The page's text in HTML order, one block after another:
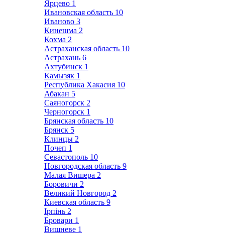
Ярцево 1
Ивановская область 10
Иваново 3
Кинешма 2
Кохма 2
Астраханская область 10
Астрахань 6
Ахтубинск 1
Камызяк 1
Республика Хакасия 10
Абакан 5
Саяногорск 2
Черногорск 1
Брянская область 10
Брянск 5
Клинцы 2
Почеп 1
Севастополь 10
Новгородская область 9
Малая Вишера 2
Боровичи 2
Великий Новгород 2
Киевская область 9
Ірпінь 2
Бровари 1
Вишневе 1